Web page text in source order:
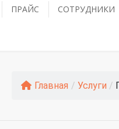
ПРАЙС СОТРУДНИКИ
Главная / Услуги /